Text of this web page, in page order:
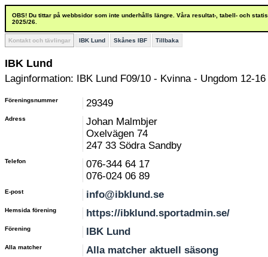
OBS! Du tittar på webbsidor som inte underhålls längre. Våra resultat-, tabell- och
2025/26.
Kontakt och tävlingar IBK Lund Skånes IBF Tillbaka
IBK Lund
Laginformation: IBK Lund F09/10 - Kvinna - Ungdom 12-16
Föreningsnummer 29349
Adress
Johan Malmbjer
Oxelvägen 74
247 33 Södra Sandby
Telefon
076-344 64 17
076-024 06 89
E-post info@ibklund.se
Hemsida förening https://ibklund.sportadmin.se/
Förening IBK Lund
Alla matcher Alla matcher aktuell säsong